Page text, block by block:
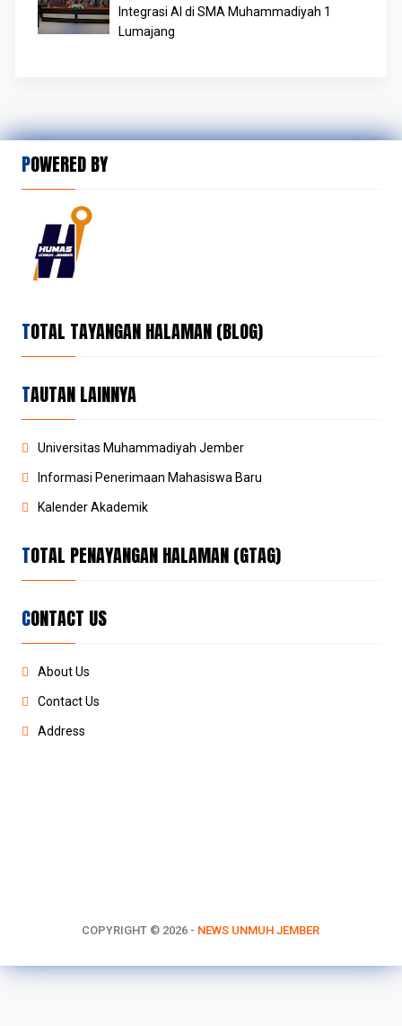
Integrasi AI di SMA Muhammadiyah 1
Lumajang
POWERED BY
TOTAL TAYANGAN HALAMAN (BLOG)
TAUTAN LAINNYA
Universitas Muhammadiyah Jember
Informasi Penerimaan Mahasiswa Baru
Kalender Akademik
TOTAL PENAYANGAN HALAMAN (GTAG)
CONTACT US
About Us
Contact Us
Address
COPYRIGHT © 2026 - NEWS UNMUH JEMBER